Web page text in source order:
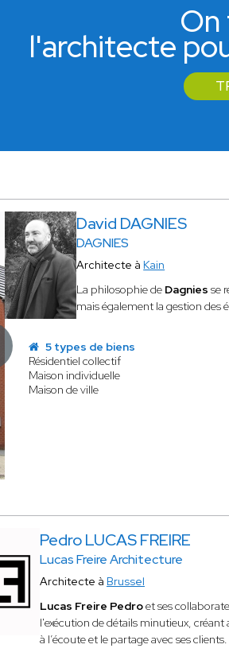
l'architecte
David DAGNIES
DAGNIES
Architecte à Kain
La philosophie de Dagniesse
mais également la gestion des
5 types de biens
Résidentiel collectif
Maison individuelle
Maison de ville
Pedro LUCAS FREIRE
Lucas Freire Architecture
Architecte à Brussel
Lucas Freire Pedroet ses
l'exécution de détails minutieux,
à l’écoute et le partage avec ses clients.